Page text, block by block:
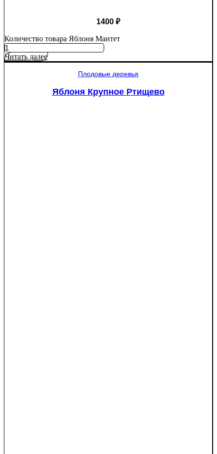
1400 ₽
Количество товара Яблоня Мантет
Читать далее
Плодовые деревья
Яблоня Крупное Ртищево